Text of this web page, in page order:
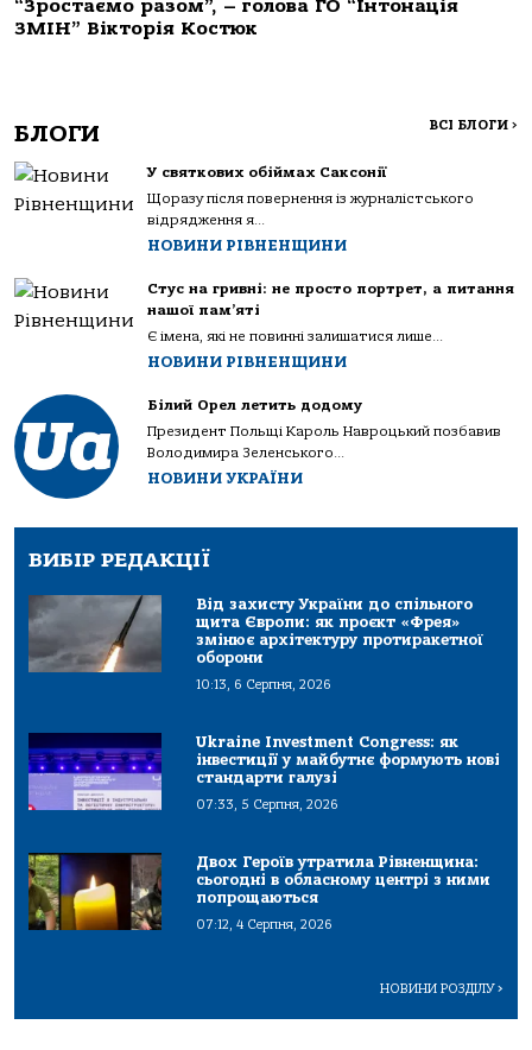
“Зростаємо разом”, – голова ГО “Інтонація
ЗМІН” Вікторія Костюк
БЛОГИ ВСІ БЛОГИ >
У святкових обіймах Саксонії
Щоразу після повернення із журналістського
відрядження я...
НОВИНИ РІВНЕНЩИНИ
Стус на гривні: не просто портрет, а питання
нашої пам’яті
Є імена, які не повинні залишатися лише...
НОВИНИ РІВНЕНЩИНИ
Білий Орел летить додому
Президент Польщі Кароль Навроцький позбавив
Володимира Зеленського...
НОВИНИ УКРАЇНИ
ВИБІР РЕДАКЦІЇ
Від захисту України до спільного
щита Європи: як проєкт «Фрея»
змінює архітектуру протиракетної
оборони
10:13, 6 Серпня, 2026
Ukraine Investment Congress: як
інвестиції у майбутнє формують нові
стандарти галузі
07:33, 5 Серпня, 2026
Двох Героїв утратила Рівненщина:
сьогодні в обласному центрі з ними
попрощаються
07:12, 4 Серпня, 2026
НОВИНИ РОЗДІЛУ>